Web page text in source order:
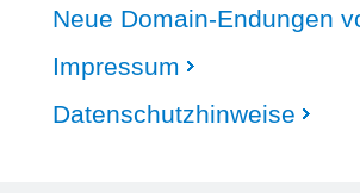
Neue Domain-Endungen
Impressum
Datenschutzhinweise